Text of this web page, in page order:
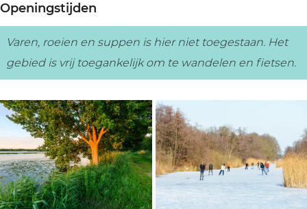
Openingstijden
Varen, roeien en suppen is hier niet toegestaan. Het
gebied is vrij toegankelijk om te wandelen en fietsen.